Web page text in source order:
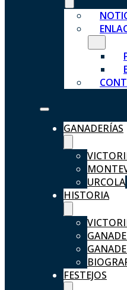
GANADERÍAS
URCOLA
HISTORIA
FESTEJOS